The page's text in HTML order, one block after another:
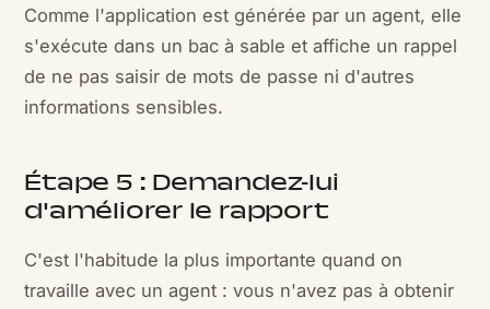
Comme l'application est générée par un agent, elle
s'exécute dans un bac à sable et affiche un rappel
de ne pas saisir de mots de passe ni d'autres
informations sensibles.
Étape 5 : Demandez-lui
d'améliorer le rapport
C'est l'habitude la plus importante quand on
travaille avec un agent : vous n'avez pas à obtenir